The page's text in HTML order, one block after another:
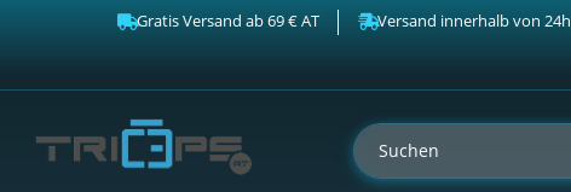
Gratis Versand ab 69 € AT Versand innerhalb von 24h